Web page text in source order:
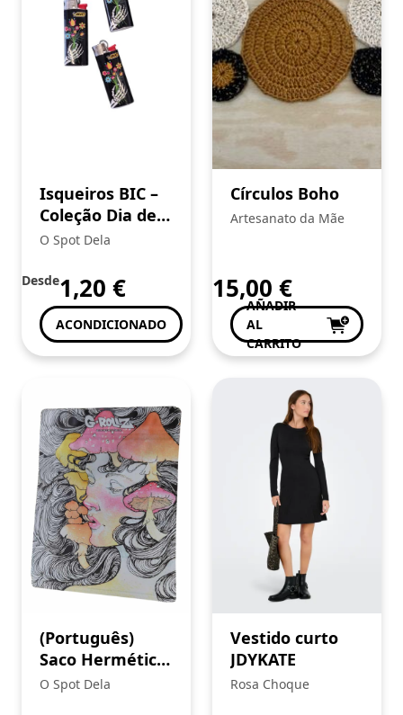
Isqueiros BIC –
Coleção Dia de
los Muertos
O Spot Dela
Desde1,20 €
ACONDICIONADO
Círculos Boho
Artesanato da Mãe
15,00 €
AÑADIR
AL
CARRITO
(Português)
Saco Hermético
“Mushroom
O Spot Dela
Vestido curto
JDYKATE
Rosa Choque